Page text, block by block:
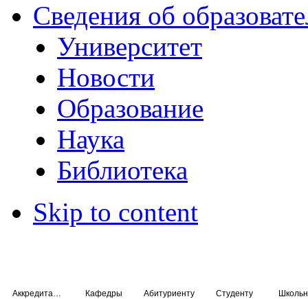
Сведения об
Университет
Новости
Образование
Наука
Библиотека
Skip to content
Кафедры Абитуриенту Студенту